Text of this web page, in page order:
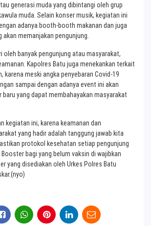
generasi muda yang dibintangi oleh grup
muda. Selain konser musik, kegiatan ini
adanya booth-booth makanan dan juga
memanjakan pengunjung.
oleh banyak pengunjung atau masyarakat,
Kapolres Batu juga menekankan terkait
karena meski angka penyebaran Covid-19
sampai dengan adanya event ini akan
yang dapat membahayakan masyarakat
kegiatan ini, karena keamanan dan
yang hadir adalah tanggung jawab kita
protokol kesehatan setiap pengunjung
bagi yang belum vaksin di wajibkan
yang disediakan oleh Urkes Polres Batu